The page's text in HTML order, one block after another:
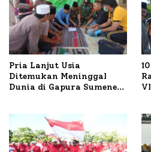
Pria Lanjut Usia
Ditemukan Meninggal
Dunia di Gapura Sumenep,